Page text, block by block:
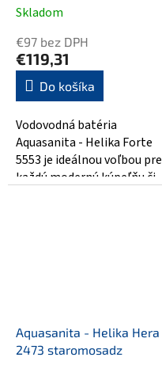
Skladom
€97 bez DPH
€119,31
Do košíka
Vodovodná batéria
Aquasanita - Helika Forte
5553 je ideálnou voľbou pre
každú modernú kúpeľňu či
Aquasanita - Helika Hera
2473 staromosadz